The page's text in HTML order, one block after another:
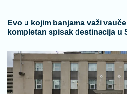
Evo u kojim banjama važi
kompletan spisak destinacija u